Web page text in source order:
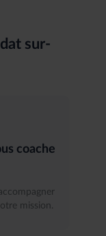
sur-
coache
mission.